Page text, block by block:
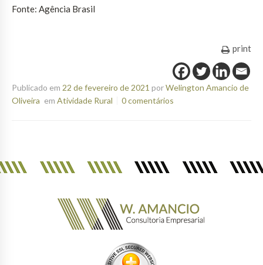
Fonte: Agência Brasil
print
Publicado em 22 de fevereiro de 2021 porWelington Amancio de
Oliveira em Atividade Rural 0 comentários